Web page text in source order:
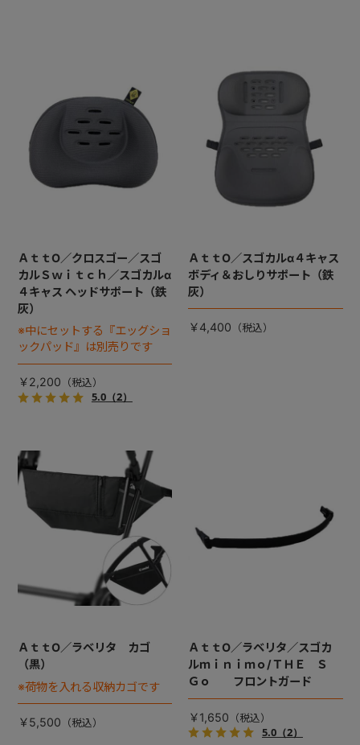
ＡｔｔO／クロスゴー／スゴ
カルＳｗｉｔｃｈ／スゴカルα
４キャス ヘッドサポート（鉄
灰）
※中にセットする『エッグショ
ックパッド』は別売りです
￥2,200
5.0（2）
ＡｔｔO／スゴカルα４キャス
ボディ＆おしりサポート（鉄
灰）
￥4,400
ＡｔｔO／ラベリタ カゴ
（黒）
※荷物を入れる収納カゴです
￥5,500
ＡｔｔO／ラベリタ／スゴカ
ルｍｉｎｉｍｏ/ＴＨＥ Ｓ
Ｇｏ フロントガード
￥1,650
5.0（2）